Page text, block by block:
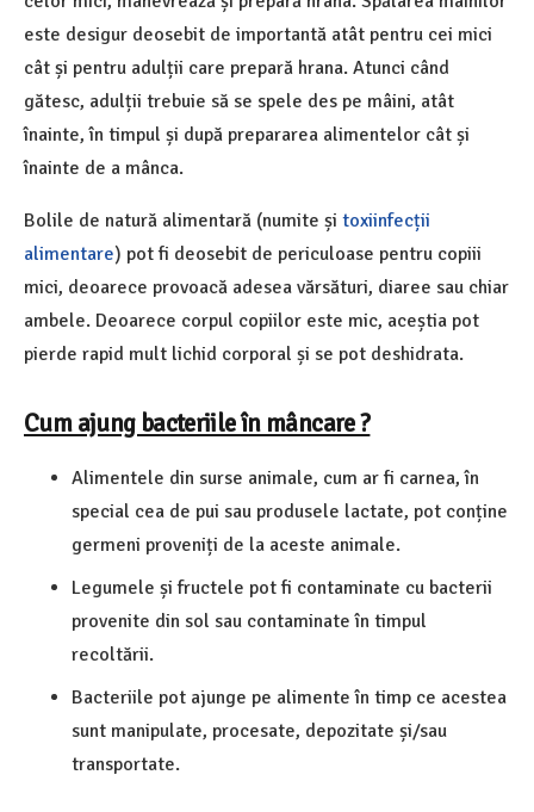
este desigur deosebit de importantă atât pentru cei mici
cât și pentru adulții care prepară hrana. Atunci când
gătesc, adulții trebuie să se spele des pe mâini, atât
înainte, în timpul și după prepararea alimentelor cât și
înainte de a mânca.
Bolile de natură alimentară (numite și toxiinfecții
alimentare) pot fi deosebit de periculoase pentru copiii
mici, deoarece provoacă adesea vărsături, diaree sau chiar
ambele. Deoarece corpul copiilor este mic, aceștia pot
pierde rapid mult lichid corporal și se pot deshidrata.
Cum ajung bacteriile în mâncare ?
Alimentele din surse animale, cum ar fi carnea, în
special cea de pui sau produsele lactate, pot conține
germeni proveniți de la aceste animale.
Legumele și fructele pot fi contaminate cu bacterii
provenite din sol sau contaminate în timpul
recoltării.
Bacteriile pot ajunge pe alimente în timp ce acestea
sunt manipulate, procesate, depozitate și/sau
transportate.